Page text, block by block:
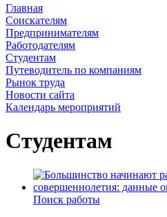
Главная
Соискателям
Предпринимателям
Работодателям
Студентам
Путеводитель по компаниям
Рынок труда
Новости сайта
Календарь мероприятий
Студентам
Поиск работы